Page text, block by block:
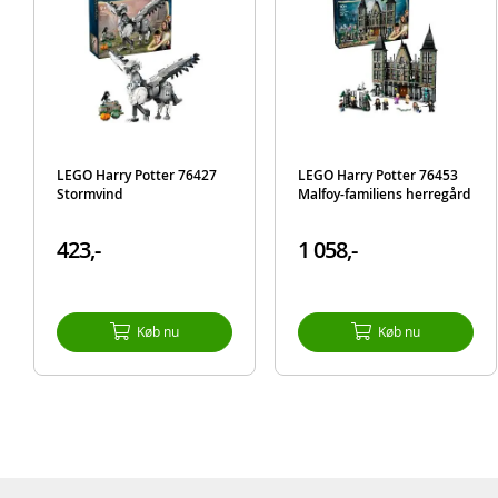
LEGO Harry Potter 76427
Stormvind
423,-
Køb nu
LEGO Harry Potter 76453
Malfoy-familiens herregård
1 058,-
Køb nu